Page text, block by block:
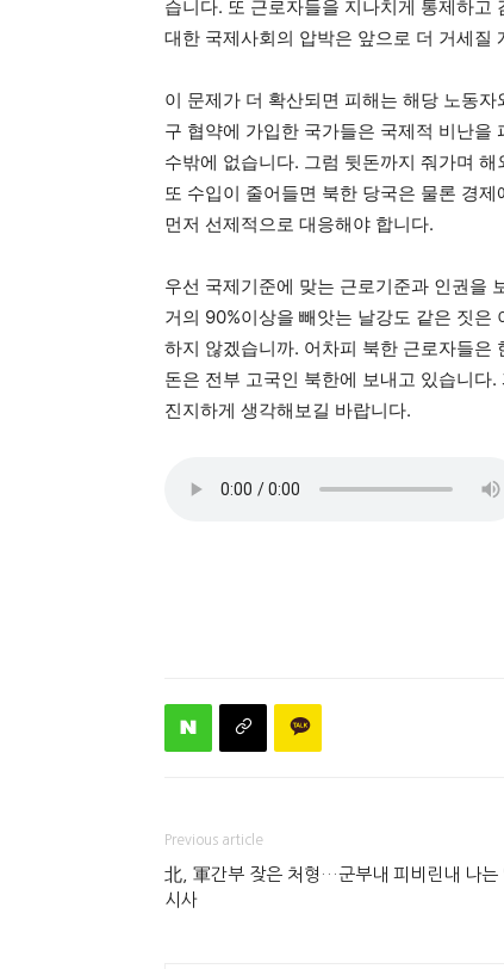
습니다. 또 근로자들을 지나치게 통제하고
대한 국제사회의 압박은 앞으로 더 거세질
이 문제가 더 확산되면 피해는 해당 노동
구 협약에 가입한 국가들은 국제적 비난
수밖에 없습니다. 그럼 뒷돈까지 줘가며
또 수입이 줄어들면 북한 당국은 물론 경
먼저 선제적으로 대응해야 합니다.
우선 국제기준에 맞는 근로기준과 인권을
거의 90%이상을 빼앗는 날강도 같은 짓
하지 않겠습니까. 어차피 북한 근로자들은
돈은 전부 고국인 북한에 보내고 있습니다
진지하게 생각해보길 바랍니다.
Previous article
北, 軍간부 잦은 처형…군부내 피비린내 나는
시사